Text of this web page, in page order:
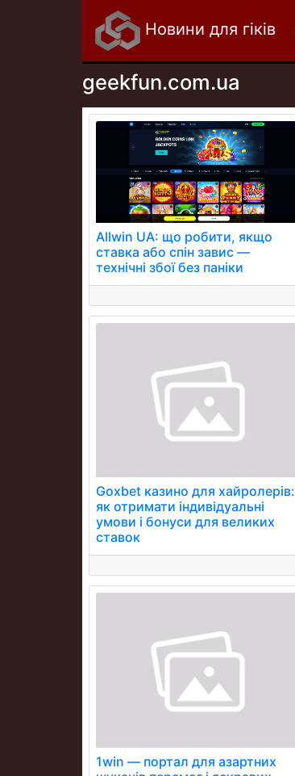
Новини для гіків
geekfun.com.ua
Allwin UA: що робити, якщо
ставка або спін завис —
технічні збої без паніки
Goxbet казино для хайролерів:
як отримати індивідуальні
умови і бонуси для великих
ставок
1win — портал для азартних